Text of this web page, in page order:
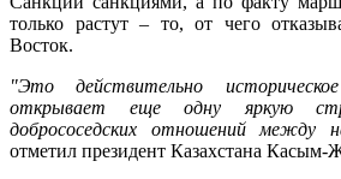
только растут – то, от чего
Восток.
"Это действительно
открывает еще одну яркую
добрососедских отношений между
отметил президент Казахстана Касым-